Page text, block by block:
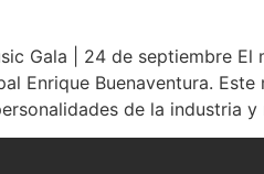
Gala | 24 de septiembre
Enrique Buenaventura.
de la industria